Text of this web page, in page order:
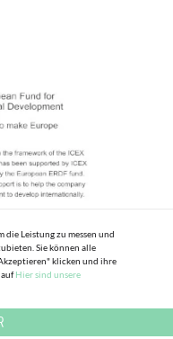
Leistung zu messen und
Sie können alle
klicken und ihre
aufHier sind unsere